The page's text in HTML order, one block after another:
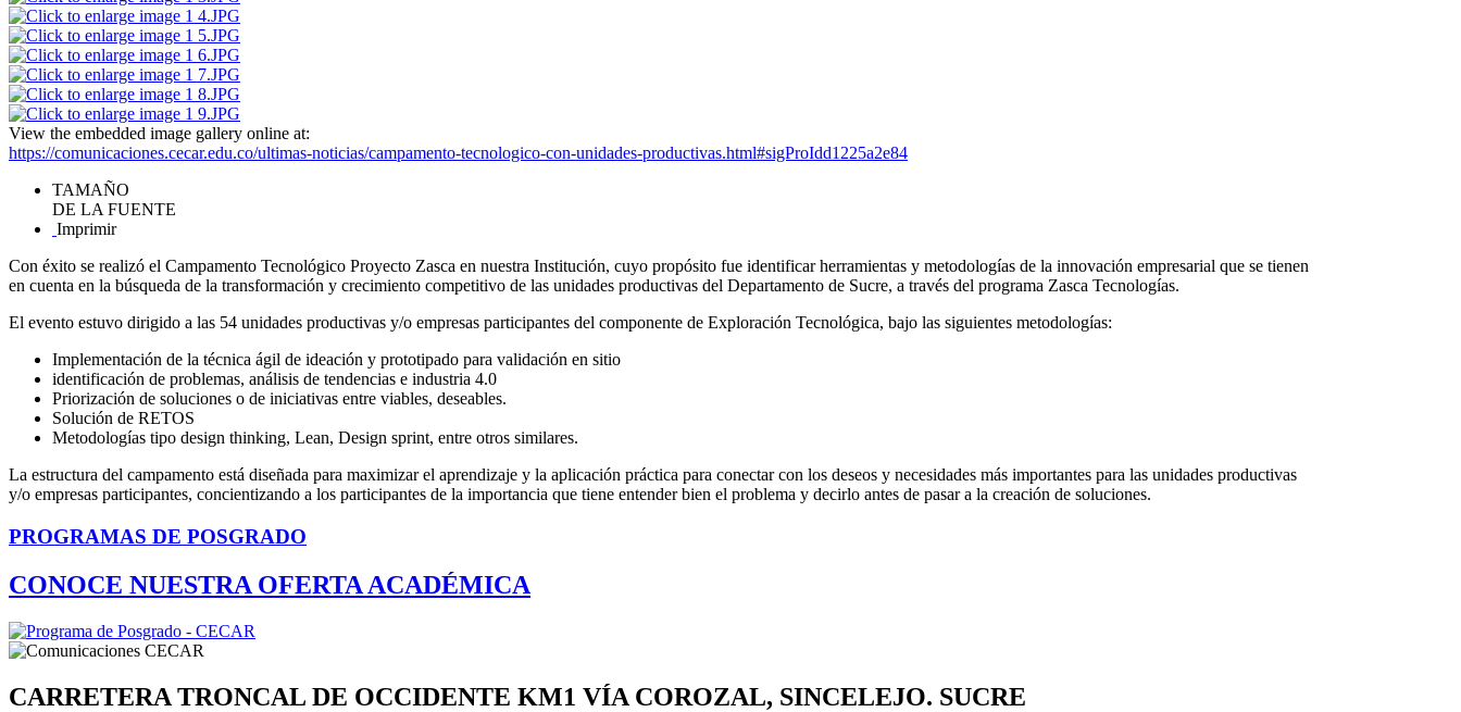
View the embedded image gallery online at:
https://comunicaciones.cecar.edu.co/ultimas-noticias/campamento-tecnologico-con-unidades-productivas.html#sigProIdd1225a2e84
TAMAÑO
DE LA FUENTE
Imprimir
Con éxito se realizó el Campamento Tecnológico Proyecto Zasca en nuestra Institución, cuyo propósito fue identificar herramientas y metodologías de la innovación empresarial que se tienen
en cuenta en la búsqueda de la transformación y crecimiento competitivo de las unidades productivas del Departamento de Sucre, a través del programa Zasca Tecnologías.
El evento estuvo dirigido a las 54 unidades productivas y/o empresas participantes del componente de Exploración Tecnológica, bajo las siguientes metodologías:
Implementación de la técnica ágil de ideación y prototipado para validación en sitio
identificación de problemas, análisis de tendencias e industria 4.0
Priorización de soluciones o de iniciativas entre viables, deseables.
Solución de RETOS
Metodologías tipo design thinking, Lean, Design sprint, entre otros similares.
La estructura del campamento está diseñada para maximizar el aprendizaje y la aplicación práctica para conectar con los deseos y necesidades más importantes para las unidades productivas
y/o empresas participantes, concientizando a los participantes de la importancia que tiene entender bien el problema y decirlo antes de pasar a la creación de soluciones.
PROGRAMAS DE POSGRADO
CONOCE NUESTRA OFERTA ACADÉMICA
CARRETERA TRONCAL DE OCCIDENTE KM1 VÍA COROZAL, SINCELEJO. SUCRE